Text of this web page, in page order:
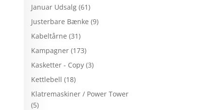
Januar Udsalg (61)
Justerbare Bænke (9)
Kabeltårne (31)
Kampagner (173)
Kasketter - Copy (3)
Kettlebell (18)
Klatremaskiner / Power Tower
(5)